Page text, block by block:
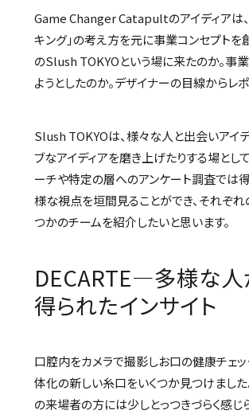
Game Changer Catapultのアイディアは
キング」の考え方を元に事業コンセプトを
のSlush TOKYOという場に来たのか。事
ようとしたのか。デザイナーの目線からレポ
Slush TOKYOは、様々な人と出会いアイ
ブなアイディアを磨き上げたりする場と
ーチや特定の層へのアンケート調査では
様な視点を垣間見ることができ、それぞれ
つかのチームを紹介したいと思います。
DECARTE―多様な人
得られたインサイト
口腔内をカメラで撮影しお口の健康チェッ
体化の新しい糸口をいくつか見つけました
の来場者の方には少しとっつきづらく感じ